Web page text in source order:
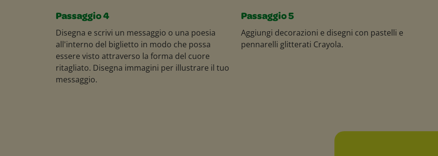
Passaggio 4
Disegna e scrivi un messaggio o una poesia
all'interno del biglietto in modo che possa
essere visto attraverso la forma del cuore
ritagliato. Disegna immagini per illustrare il tuo
messaggio.
Passaggio 5
Aggiungi decorazioni e disegni con pastelli e
pennarelli glitterati Crayola.